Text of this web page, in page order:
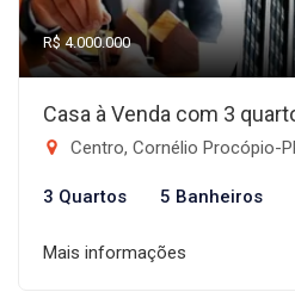
R$ 4.000.000
Casa à Venda com 3
Centro, Cornélio Procópio-
3 Quartos 5 Banheiros
Mais informações